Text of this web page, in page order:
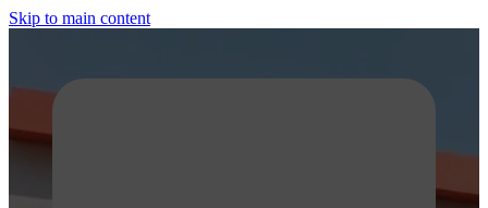
Skip to main content